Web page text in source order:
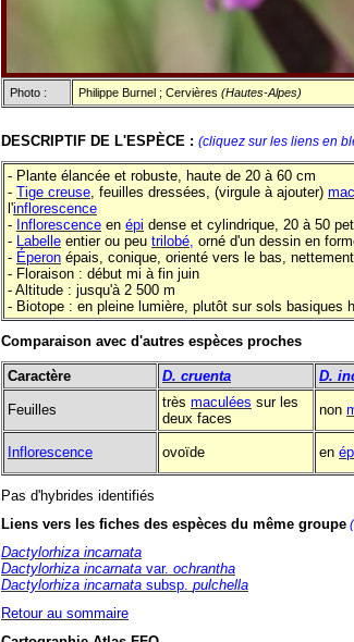
Photo : Philippe Burnel ; Cervières (Hautes-Alpes)
DESCRIPTIF DE L'ESPÈCE : (cliquez sur les liens en
- Plante élancée et robuste, haute de 20 à 60 cm
- Tige creuse, feuilles dressées, (virgule à ajouter)
l'inflorescence
- Inflorescence en épi dense et cylindrique, 20 à 50
- Labelle entier ou peu trilobé, orné d'un dessin en
- Éperon épais, conique, orienté vers le bas,
- Floraison : début mi à fin juin
- Altitude : jusqu'à 2 500 m
- Biotope : en pleine lumière, plutôt sur sols basiques
Comparaison avec d'autres espèces proches
Caractère D. cruenta D.
Feuilles très maculées sur les
deux faces
non
Inflorescence ovoïde en
Pas d'hybrides identifiés
Liens vers les fiches des espèces du même groupe
Dactylorhiza incarnata
Dactylorhiza incarnata var. ochrantha
Dactylorhiza incarnata subsp. pulchella
Retour au sommaire